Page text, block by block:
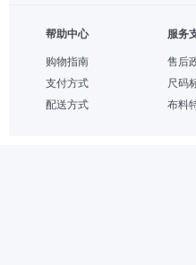
帮助中心
购物指南
支付方式
配送方式
服务
售后
尺码
布料